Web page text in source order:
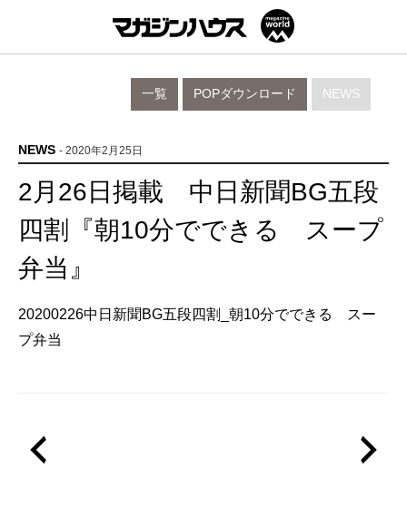
NEWS
POPダウンロード
一覧
NEWS - 2020年2月25日
2月26日掲載 中日新聞BG五段
四割『朝10分でできる スープ
弁当』
20200226中日新聞BG五段四割_朝10分でできる スー
プ弁当